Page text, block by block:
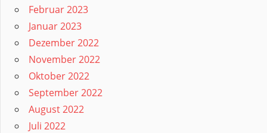
Februar 2023
Januar 2023
Dezember 2022
November 2022
Oktober 2022
September 2022
August 2022
Juli 2022